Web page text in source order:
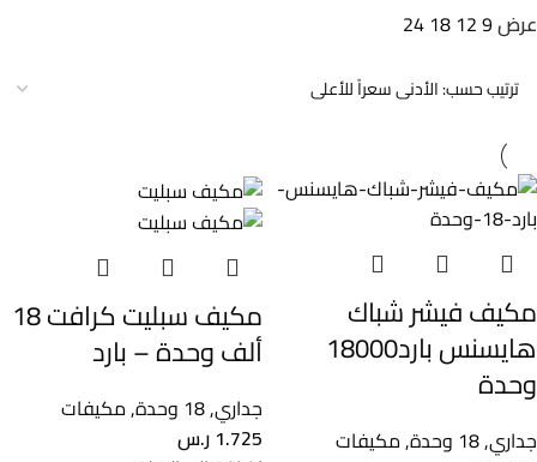
عرض9
12
18
24
مكيف فيشر شباك​
هايسنس بارد18000
وحدة
جداري,18 وحدة ,مكيفات
مكيف سبليت كرافت 18
ألف وحدة – بارد
جداري,18 وحدة ,مكيفات
1.725 ر.س